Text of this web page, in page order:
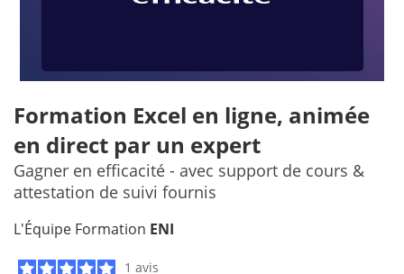
Formation Excel en ligne, animée
en direct par un expert
Gagner en efficacité - avec support de cours &
attestation de suivi fournis
L'Équipe Formation ENI
1 avis